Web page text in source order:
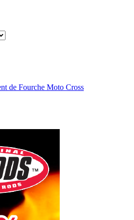
de Fourche Moto Cross